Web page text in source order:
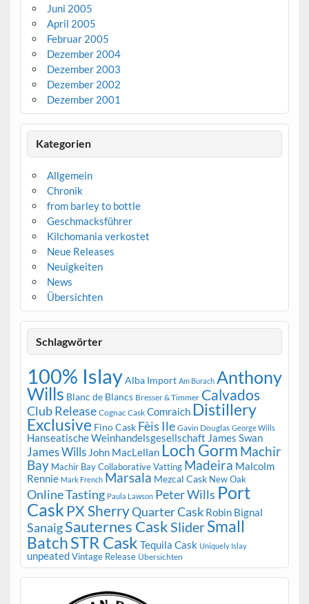
Juni 2005
April 2005
Februar 2005
Dezember 2004
Dezember 2003
Dezember 2002
Dezember 2001
Kategorien
Allgemein
Chronik
from barley to bottle
Geschmacksführer
Kilchomania verkostet
Neue Releases
Neuigkeiten
News
Übersichten
Schlagwörter
100% IslayAlba Import Am Burach Anthony
Wills Blanc de Blancs Bresser & Timmer Calvados
Club Release Cognac Cask Comraich Distillery
Exclusive Fino Cask Fèis Ile Gavin Douglas George Wills
Hanseatische Weinhandelsgesellschaft James Swan
James Wills John MacLellan Loch Gorm Machir
Bay Machir Bay Collaborative Vatting Madeira Malcolm
Rennie Mark French Marsala Mezcal Cask New Oak
Online Tasting Paula Lawson Peter Wills Port
Cask PX SherryQuarter Cask Robin Bignal
SanaigSauternes Cask SliderSmall
BatchSTR Cask Tequila Cask Uniquely Islay
unpeatedVintage Release Übersichten